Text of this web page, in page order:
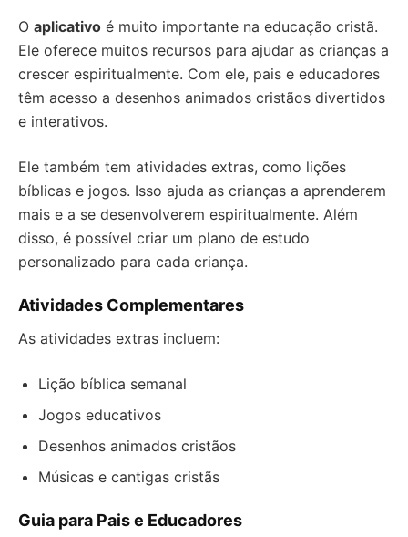
O aplicativo é muito importante na educação cristã.
Ele oferece muitos recursos para ajudar as crianças a
crescer espiritualmente. Com ele, pais e educadores
têm acesso a desenhos animados cristãos divertidos
e interativos.
Ele também tem atividades extras, como lições
bíblicas e jogos. Isso ajuda as crianças a aprenderem
mais e a se desenvolverem espiritualmente. Além
disso, é possível criar um plano de estudo
personalizado para cada criança.
Atividades Complementares
As atividades extras incluem:
Lição bíblica semanal
Jogos educativos
Desenhos animados cristãos
Músicas e cantigas cristãs
Guia para Pais e Educadores